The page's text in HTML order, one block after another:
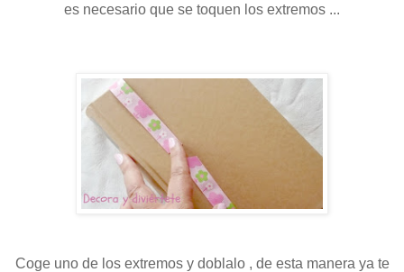
es necesario que se toquen los extremos ...
Coge uno de los extremos y doblalo , de esta manera ya te